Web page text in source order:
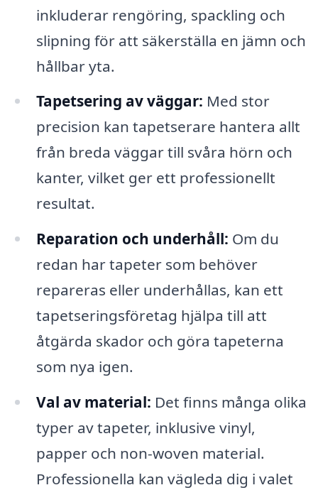
inkluderar rengöring, spackling och
slipning för att säkerställa en jämn och
hållbar yta.
Tapetsering av väggar: Med stor
precision kan tapetserare hantera allt
från breda väggar till svåra hörn och
kanter, vilket ger ett professionellt
resultat.
Reparation och underhåll: Om du
redan har tapeter som behöver
repareras eller underhållas, kan ett
tapetseringsföretag hjälpa till att
åtgärda skador och göra tapeterna
som nya igen.
Val av material: Det finns många olika
typer av tapeter, inklusive vinyl,
papper och non-woven material.
Professionella kan vägleda dig i valet